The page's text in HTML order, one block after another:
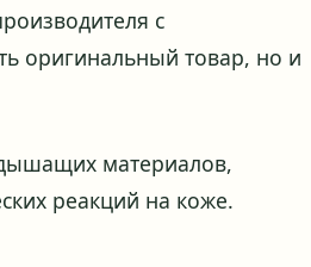
с
оригинальный товар, но и
материалов,
реакций на коже.